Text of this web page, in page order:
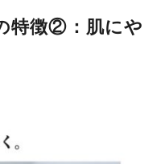
特徴②：肌にや